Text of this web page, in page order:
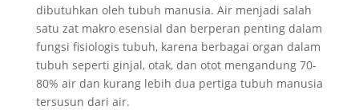
dibutuhkan oleh tubuh manusia. Air menjadi salah
satu zat makro esensial dan berperan penting dalam
fungsi fisiologis tubuh, karena berbagai organ dalam
tubuh seperti ginjal, otak, dan otot mengandung 70-
80% air dan kurang lebih dua pertiga tubuh manusia
tersusun dari air.